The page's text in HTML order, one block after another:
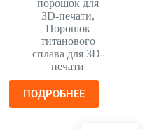
порошок для
3D-печати,
Порошок
титанового
сплава для 3D-
печати
ПОДРОБНЕЕ